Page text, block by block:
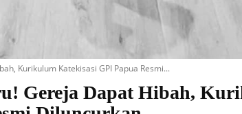
Kurikulum Katekisasi GPI Papua Resmi...
Gereja Dapat Hibah,